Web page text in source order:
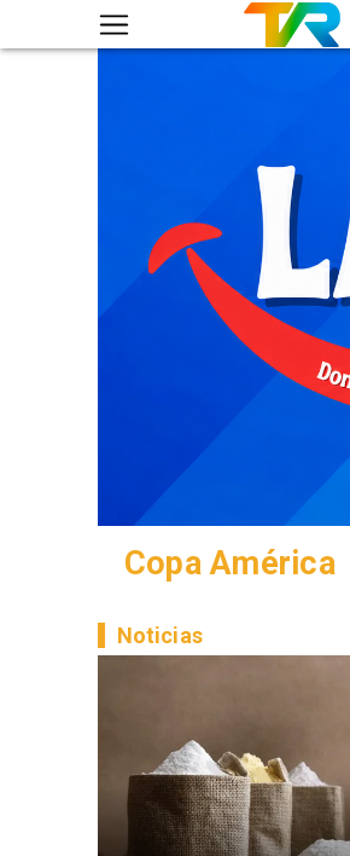
Copa América
Noticias